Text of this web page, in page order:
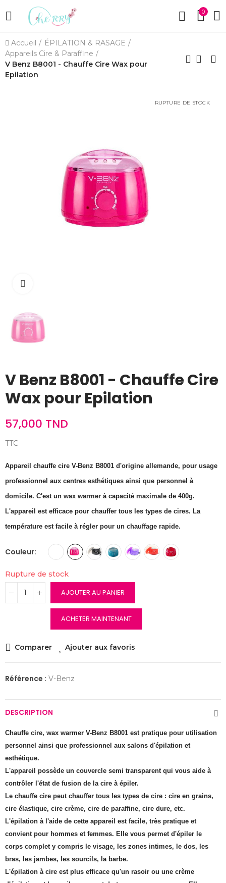
0
Accueil
ÉPILATION & RASAGE
Appareils Cire & Paraffine
V Benz B8001 - Chauffe Cire Wax pour
Epilation
RUPTURE DE STOCK
V Benz B8001 - Chauffe Cire
Wax pour Epilation
57,000 TND
TTC
Appareil chauffe cire V-Benz B8001 d'origine allemande, pour usage
professionnel aux centres esthétiques ainsi que personnel à
domicile. C'est un wax warmer à capacité maximale de 400g.
L'appareil est efficace pour chauffer tous les types de cires. La
température est facile à régler pour un chauffage rapide.
Couleur
Rupture de stock
AJOUTER AU PANIER
ACHETER MAINTENANT
Comparer Ajouter aux favoris
Référence : V-Benz
DESCRIPTION
Chauffe cire, wax warmer V-Benz B8001 est pratique pour utilisation
personnel ainsi que professionnel aux salons d'épilation et
esthétique.
L'appareil possède un couvercle semi transparent qui vous aide à
contrôler l'état de fusion de la cire à épiler.
Le chauffe cire peut chauffer tous les types de cire : cire en grains,
cire élastique, cire crème, cire de paraffine, cire dure, etc.
L'épilation à l'aide de cette appareil est facile, très pratique et
convient pour hommes et femmes. Elle vous permet d'épiler le
corps complet y compris le visage, les zones intimes, le dos, les
bras, les jambes, les sourcils, la barbe.
L'épilation à cire est plus efficace qu'un rasoir ou une crème